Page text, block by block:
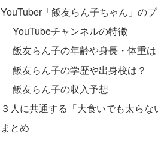
YouTuber「飯友らん子ちゃん」の
YouTubeチャンネルの特徴
飯友らん子の年齢や身長・体重は
飯友らん子の学歴や出身校は？
飯友らん子の収入予想
３人に共通する「大食いでも太らな
まとめ